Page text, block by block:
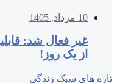
10 مرداد, 1405
از یک روز!
تازه های سبک زندگی